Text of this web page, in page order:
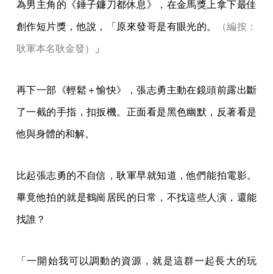
為男主角的《錘子鐮刀都休息》，在金馬獎上拿下最佳
創作短片獎，他說，「原來發哥是有眼光的。 （編按：
耿軍本名耿金發） 」
再下一部《輕鬆＋愉快》，張志勇主動在鏡頭前露出斷
了一截的手指，扣扳機。正面看是黑色幽默，反著看是
他與身體的和解。
比起張志勇的不自信，耿軍早就知道，他們能拍電影。
畢竟他拍的就是鶴崗居民的日常，不找這些人演，還能
找誰？
「一開始我可以調動的資源，就是這群一起長大的玩